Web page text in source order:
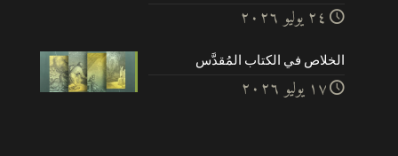
۲٤ يوليو ۲۰۲٦
الخلاص في الكتاب المُقدَّس
۱۷ يوليو ۲۰۲٦